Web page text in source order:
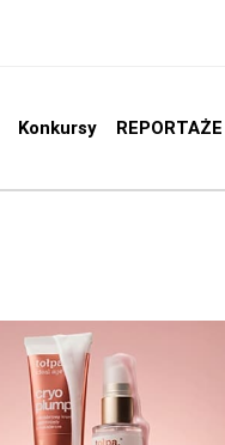
Konkursy REPORTAŻE